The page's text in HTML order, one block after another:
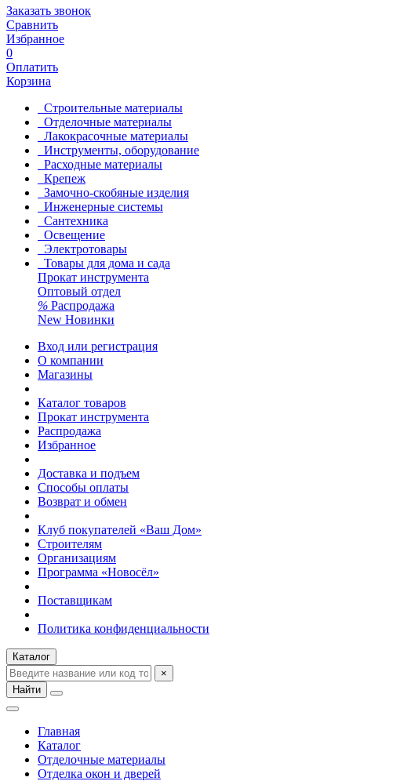
Заказать звонок
Сравнить
Избранное
0
Оплатить
Корзина
Строительные материалы
Отделочные материалы
Лакокрасочные материалы
Инструменты, оборудование
Расходные материалы
Крепеж
Замочно-скобяные изделия
Инженерные системы
Сантехника
Освещение
Электротовары
Товары для дома и сада
Прокат инструмента
Оптовый отдел
% Распродажа
New Новинки
Вход или регистрация
О компании
Магазины
Каталог товаров
Прокат инструмента
Распродажа
Избранное
Доставка и подъем
Способы оплаты
Возврат и обмен
Клуб покупателей «Ваш Дом»
Строителям
Организациям
Программа «Новосёл»
Поставщикам
Политика конфиденциальности
Каталог
×
Найти
Главная
Каталог
Отделочные материалы
Отделка окон и дверей